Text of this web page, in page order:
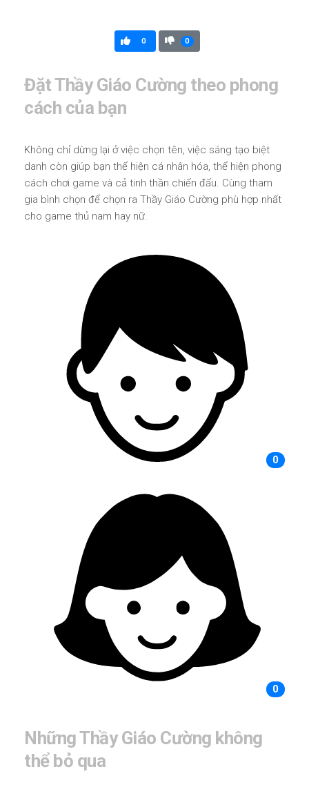
0 0
Đặt Thầy Giáo Cường theo phong
cách của bạn
Không chỉ dừng lại ở việc chọn tên, việc sáng tạo biệt
danh còn giúp bạn thể hiện cá nhân hóa, thể hiện phong
cách chơi game và cả tinh thần chiến đấu. Cùng tham
gia bình chọn để chọn ra Thầy Giáo Cường phù hợp nhất
cho game thủ nam hay nữ.
0
0
Những Thầy Giáo Cường không
thể bỏ qua